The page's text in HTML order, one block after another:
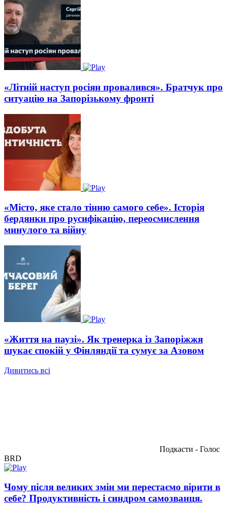
«Літній наступ росіян провалився». Братчук про
ситуацію на Запорізькому фронті
«Місто, яке стало тінню самого себе». Історія
бердянки про русифікацію, переосмислення
минулого та війну
«Життя на паузі». Як тренерка із Запоріжжя
шукає спокій у Фінляндії та сумує за Азовом
Дивитись всі
Подкасти - Голос
BRD
Чому після великих змін ми перестаємо вірити в
себе? Продуктивність і синдром самозванця.